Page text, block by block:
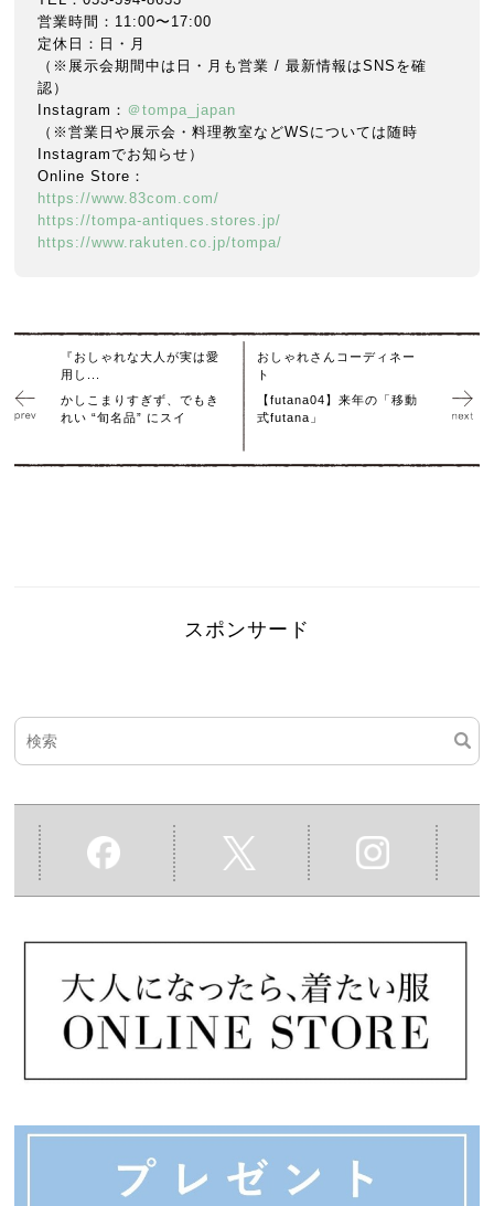
営業時間：11:00〜17:00
定休日：日・月
（※展示会期間中は日・月も営業 / 最新情報はSNSを確
認）
Instagram： ＠tompa_japan
（※営業日や展示会・料理教室などWSについては随時
Instagramでお知らせ）
Online Store：
https://www.83com.com/
https://tompa-antiques.stores.jp/
https://www.rakuten.co.jp/tompa/
『おしゃれな大人が実は愛
用し...
かしこまりすぎず、でもき
れい “旬名品” にスイ
おしゃれさんコーディネー
ト
【futana04】来年の「移動
式futana」
スポンサード